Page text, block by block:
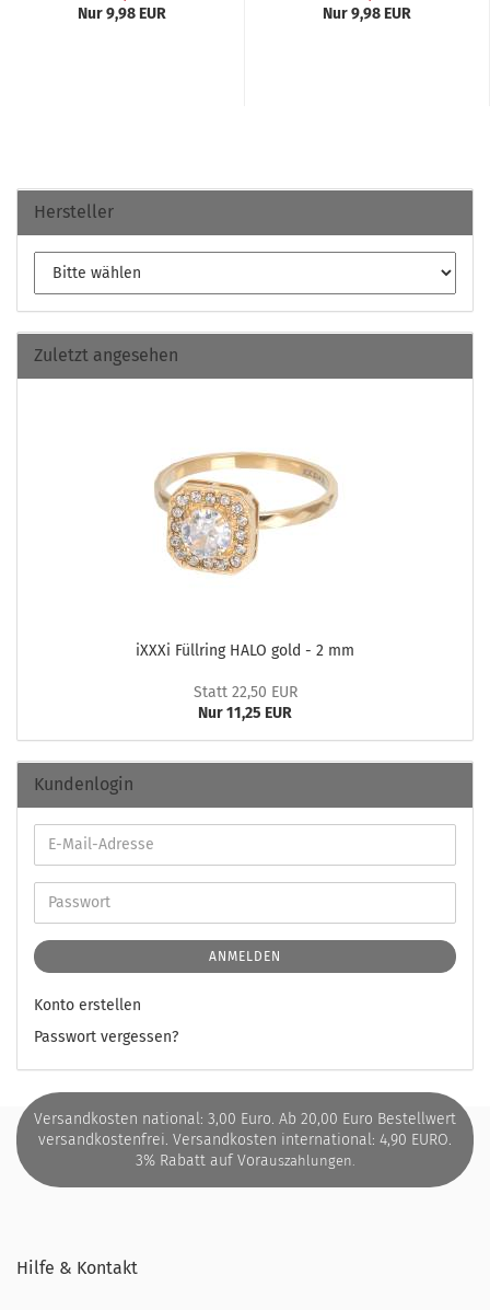
Nur 9,98 EUR
Nur 9,98 EUR
Hersteller
Zuletzt angesehen
iXXXi Füll­ring HALO gold - 2 mm
Statt 22,50 EUR
Nur 11,25 EUR
Kundenlogin
ANMELDEN
Konto erstellen
Passwort vergessen?
Versandkosten national: 3,00 Euro. Ab 20,00 Euro Bestellwert
versandkostenfrei. Versandkosten international: 4,90 EURO.
3% Rabatt auf Vorauszahlungen.
Hilfe & Kontakt